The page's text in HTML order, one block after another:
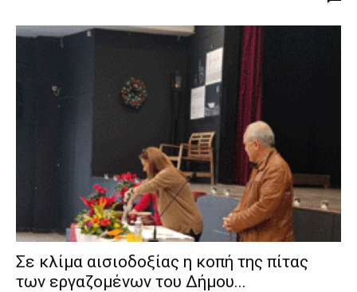
Σε κλίμα αισιοδοξίας η κοπή της πίτας
των εργαζομένων του Δήμου...